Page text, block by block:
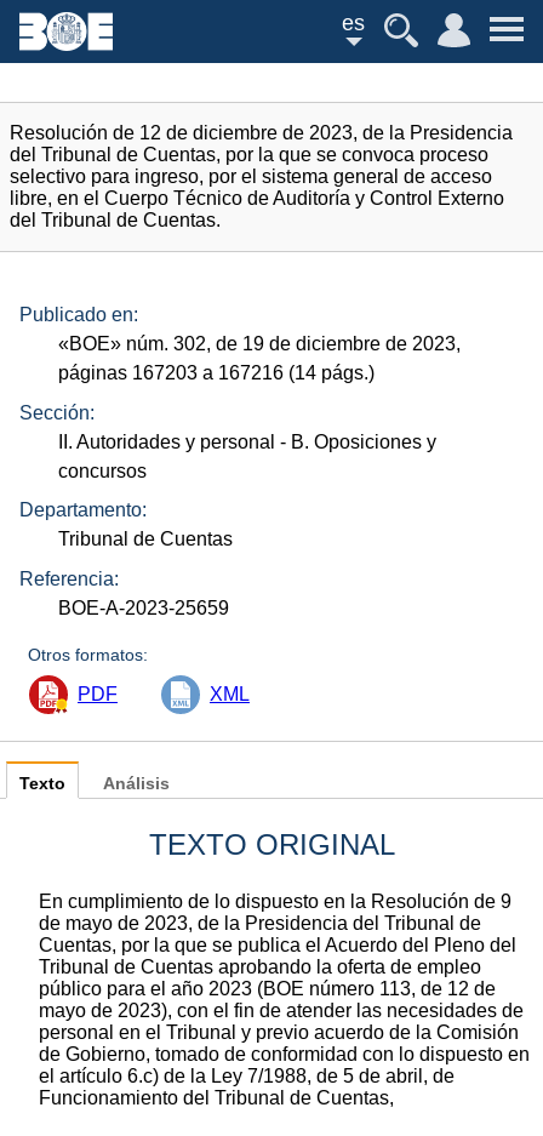
es
Resolución de 12 de diciembre de 2023, de la Presidencia
del Tribunal de Cuentas, por la que se convoca proceso
selectivo para ingreso, por el sistema general de acceso
libre, en el Cuerpo Técnico de Auditoría y Control Externo
del Tribunal de Cuentas.
Publicado en:
«BOE» núm. 302, de 19 de diciembre de 2023,
páginas 167203 a 167216 (14 págs.)
Sección:
II. Autoridades y personal - B. Oposiciones y
concursos
Departamento:
Tribunal de Cuentas
Referencia:
BOE-A-2023-25659
Otros formatos:
PDF XML
Texto
TEXTO ORIGINAL
En cumplimiento de lo dispuesto en la Resolución de 9
de mayo de 2023, de la Presidencia del Tribunal de
Cuentas, por la que se publica el Acuerdo del Pleno del
Tribunal de Cuentas aprobando la oferta de empleo
público para el año 2023 (BOE número 113, de 12 de
mayo de 2023), con el fin de atender las necesidades de
personal en el Tribunal y previo acuerdo de la Comisión
de Gobierno, tomado de conformidad con lo dispuesto en
el artículo 6.c) de la Ley 7/1988, de 5 de abril, de
Funcionamiento del Tribunal de Cuentas,
Análisis